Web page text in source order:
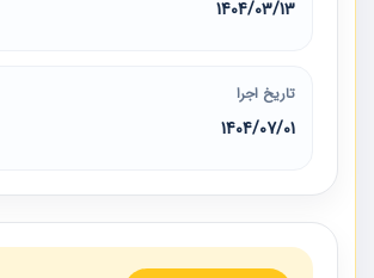
1404/03/13
تاریخ اجرا
1404/07/01